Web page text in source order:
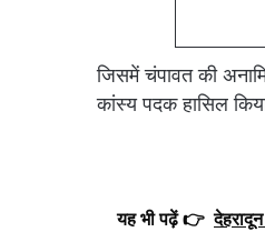
जिसमें चंपावत की
कांस्य पदक हासिल
यह भी पढ़ें 👉